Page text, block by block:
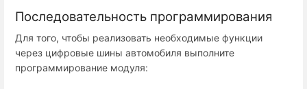
Последовательность программирования
Для того, чтобы реализовать необходимые функции
через цифровые шины автомобиля выполните
программирование модуля: